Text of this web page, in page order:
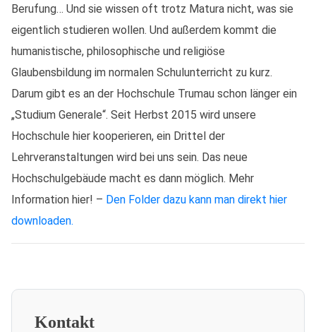
Berufung… Und sie wissen oft trotz Matura nicht, was sie
eigentlich studieren wollen. Und außerdem kommt die
humanistische, philosophische und religiöse
Glaubensbildung im normalen Schulunterricht zu kurz.
Darum gibt es an der Hochschule Trumau schon länger ein
„Studium Generale“. Seit Herbst 2015 wird unsere
Hochschule hier kooperieren, ein Drittel der
Lehrveranstaltungen wird bei uns sein. Das neue
Hochschulgebäude macht es dann möglich. Mehr
Information hier! – Den Folder dazu kann man direkt hier
downloaden.
Kontakt